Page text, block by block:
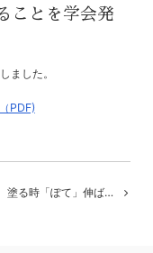
ことを学会発
ました。
PDF)
塗る時「ぽて」伸ば…